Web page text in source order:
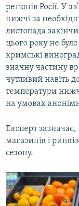
регіонів Росії. У
нижчі за
листопада
цього року не
кримські
значну частину
чутливий навіть
температури
на умовах
Експерт
магазинів і
сезону.